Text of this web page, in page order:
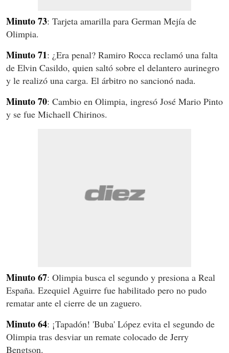
Minuto 73: Tarjeta amarilla para German Mejía de
Olimpia.
Minuto 71: ¿Era penal? Ramiro Rocca reclamó una falta
de Elvin Casildo, quien saltó sobre el delantero aurinegro
y le realizó una carga. El árbitro no sancionó nada.
Minuto 70: Cambio en Olimpia, ingresó José Mario Pinto
y se fue Michaell Chirinos.
Minuto 67: Olimpia busca el segundo y presiona a Real
España. Ezequiel Aguirre fue habilitado pero no pudo
rematar ante el cierre de un zaguero.
Minuto 64: ¡Tapadón! 'Buba' López evita el segundo de
Olimpia tras desviar un remate colocado de Jerry
Bengtson.